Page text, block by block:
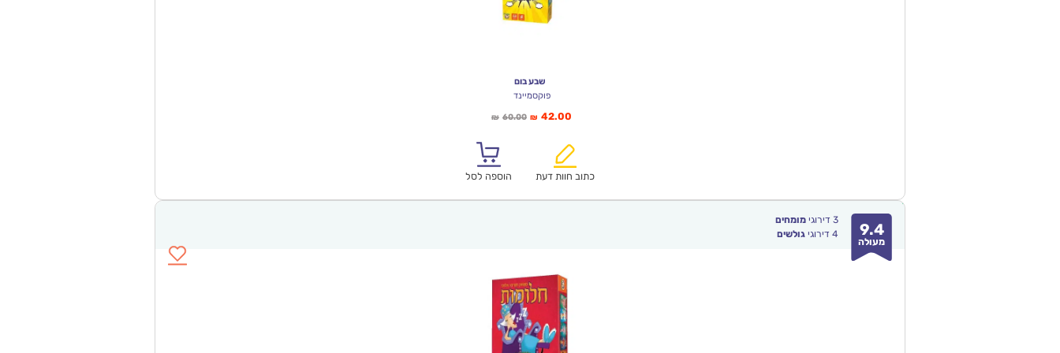
שבע בום
פוקסמיינד
₪ 60.00המחיר
₪60.00.
₪ 42.00
הוא:
כתוב חוות דעת
הוספה לסל
9.4
מעולה
3 דירוגימומחים
4 דירוגיגולשים